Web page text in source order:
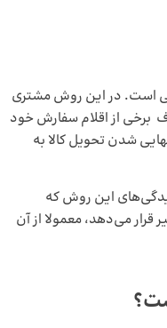
است. در این روش مشتری
برخی از اقلام سفارش خود
شدن تحویل کالا به
این روش که
قرار می‌دهد، معمولا از آن